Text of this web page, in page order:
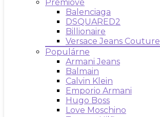
Prémiové
Balenciaga
DSQUARED2
Billionaire
Versace Jeans Couture
Populárne
Armani Jeans
Balmain
Calvin Klein
Emporio Armani
Hugo Boss
Love Moschino